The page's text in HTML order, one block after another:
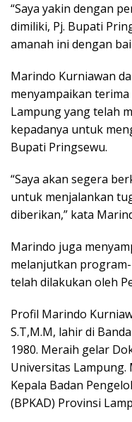
“Saya yakin dengan
dimiliki, Pj. Bupati
amanah ini dengan
Marindo Kurniawan
menyampaikan
Lampung yang telah
kepadanya untuk
Bupati Pringsewu.
“Saya akan segera
untuk menjalankan
diberikan,” kata
Marindo juga
melanjutkan
telah dilakukan oleh
Profil Marindo
S.T,M.M, lahir di
1980. Meraih gelar
Universitas
Kepala Badan
(BPKAD) Provinsi